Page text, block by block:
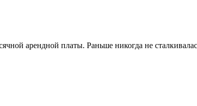
арендной платы. Раньше никогда не